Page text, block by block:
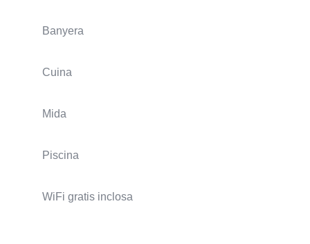
Banyera
Cuina
Mida
Piscina
WiFi gratis inclosa